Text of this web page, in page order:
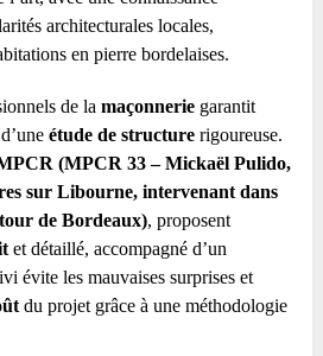
architecturales locales,
en pierre bordelaises.
de lamaçonnerie garantit
étude de structure rigoureuse.
(MPCR 33 – Mickaël Pulido,
sur Libourne, intervenant dans
de Bordeaux), proposent
et détaillé, accompagné d’un
évite les mauvaises surprises et
du projet grâce à une méthodologie